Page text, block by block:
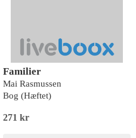
Familier
Mai Rasmussen
Bog (Hæftet)
271 kr